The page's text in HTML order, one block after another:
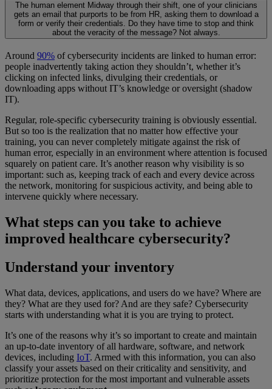
The human element Midway through their shift, one of your clinicians
gets an email that purports to be from HR, asking them to download a
form or verify their credentials. Do they have time to stop and think
about the veracity of the message? Not always.
Around 90% of cybersecurity incidents are linked to human error:
people inadvertently taking action they shouldn’t, whether it’s
clicking on infected links, divulging their credentials, or
downloading apps without IT’s knowledge or oversight (shadow
IT).
Regular, role-specific cybersecurity training is obviously essential.
But so too is the realization that no matter how effective your
training, you can never completely mitigate against the risk of
human error, especially in an environment where attention is focused
squarely on patient care. It’s another reason why visibility is so
important: such as, keeping track of each and every device across
the network, monitoring for suspicious activity, and being able to
intervene quickly where necessary.
What steps can you take to achieve
improved healthcare cybersecurity?
Understand your inventory
What data, devices, applications, and users do we have? Where are
they? What are they used for? And are they safe? Cybersecurity
starts with understanding what it is you are trying to protect.
It’s one of the reasons why it’s so important to create and maintain
an up-to-date inventory of all hardware, software, and network
devices, including IoT. Armed with this information, you can also
classify your assets based on their criticality and sensitivity, and
prioritize protection for the most important and vulnerable assets